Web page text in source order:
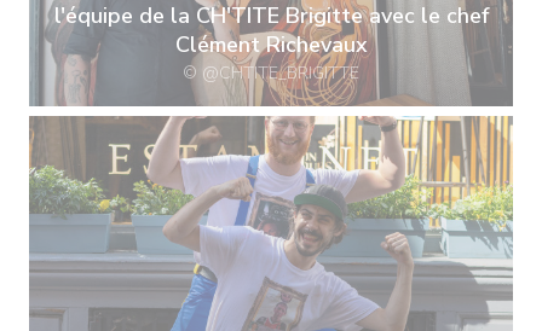
l'équipe de la CH'TITE Brigitte avec le chef
Clément Richevaux
© @CHTITE_BRIGITTE